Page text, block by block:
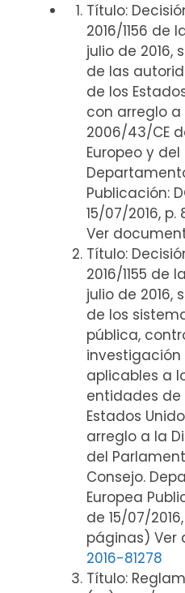
Título:
2016/1156 de
julio de 2016,
de las
de los
con arreglo
2006/43/CE
Europeo y del
Publicación:
15/07/2016,
Ver
Título:
2016/1155 de
julio de 2016,
de los
pública,
investigación
aplicables a
entidades
Estados
arreglo a la
del
Consejo.
Europea
de 15/07/
páginas) Ver
2016-81278
Título: